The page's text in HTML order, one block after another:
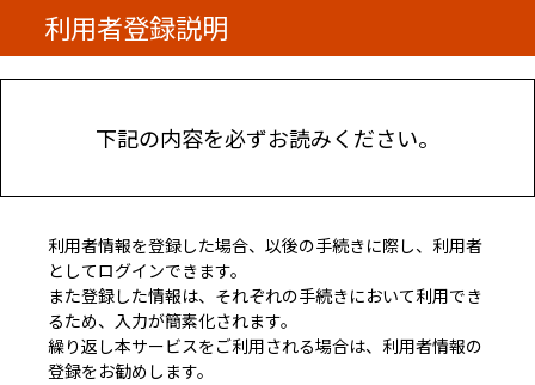
利用者登録説明
下記の内容を必ずお読みください。
利用者情報を登録した場合、以後の手続きに際し、利用者
としてログインできます。
また登録した情報は、それぞれの手続きにおいて利用でき
るため、入力が簡素化されます。
繰り返し本サービスをご利用される場合は、利用者情報の
登録をお勧めします。